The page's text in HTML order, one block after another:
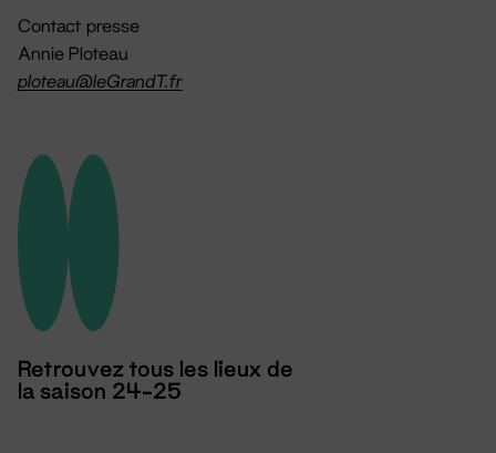
Contact presse
Annie Ploteau
ploteau@leGrandT.fr
Retrouvez tous les lieux de
la saison 24-25